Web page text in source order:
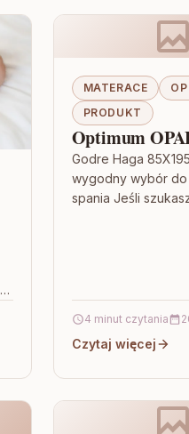
MATERACE
PRODUKT
Optimum
Godre Haga
wygodny wybór
spania Jeśli
4 minut czytania
Czytaj więcej